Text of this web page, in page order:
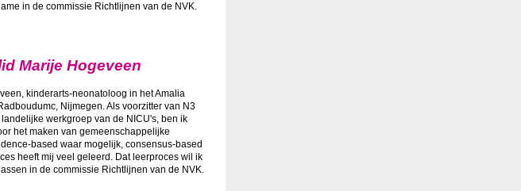
in de commissie Richtlijnen van de NVK.
Marije Hogeveen
kinderarts-neonatoloog in het Amalia
Nijmegen. Als voorzitter van N3
werkgroep van de NICU's, ben ik
het maken van gemeenschappelijke
based waar mogelijk, consensus-based
heeft mij veel geleerd. Dat leerproces wil ik
in de commissie Richtlijnen van de NVK.